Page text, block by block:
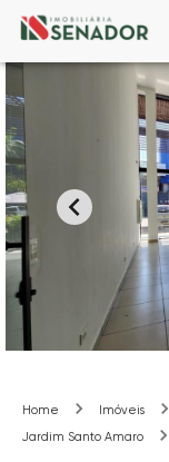
Home Imóveis
Jardim Santo Amaro